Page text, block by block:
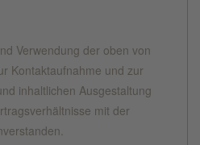
Verwendung der oben von
Kontaktaufnahme und zur
inhaltlichen Ausgestaltung
mit der